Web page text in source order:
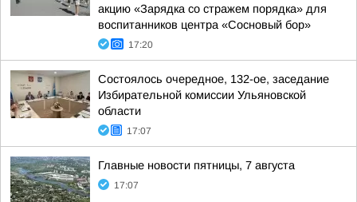
акцию «Зарядка со стражем порядка» для
воспитанников центра «Сосновый бор»
17:20
Состоялось очередное, 132-ое, заседание
Избирательной комиссии Ульяновской
области
17:07
Главные новости пятницы, 7 августа
17:07